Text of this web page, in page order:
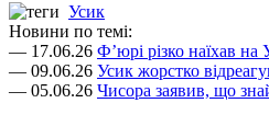
Усик
Новини по темі:
— 17.06.26 Ф’юрі різко наїхав
— 09.06.26 Усик жорстко
— 05.06.26 Чисора заявив, що